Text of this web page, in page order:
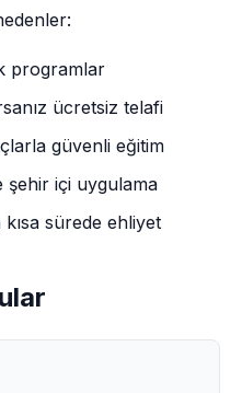
programlar
ücretsiz telafi
güvenli eğitim
içi uygulama
sürede ehliyet